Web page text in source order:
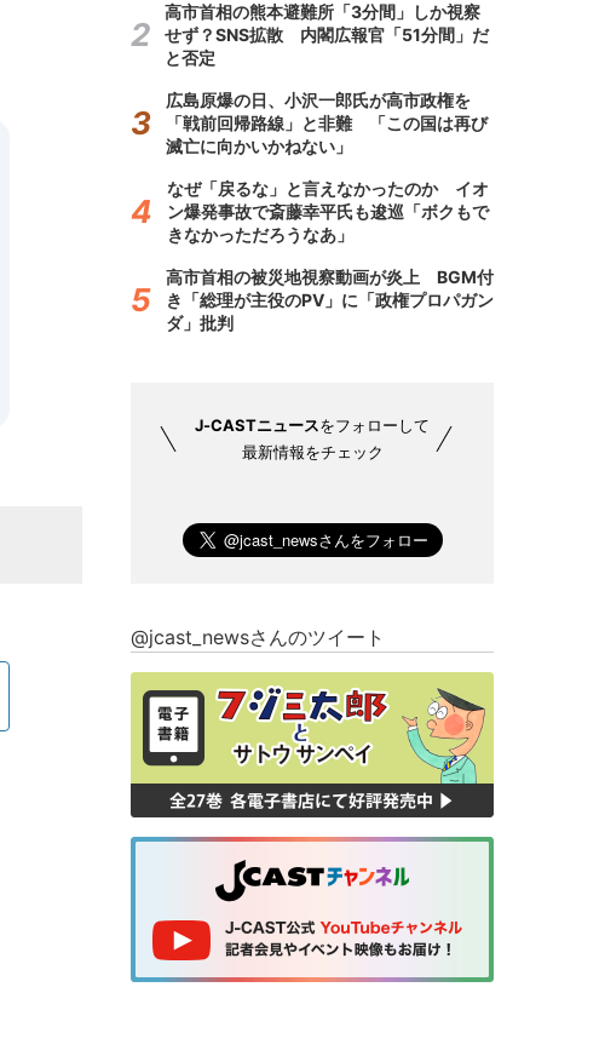
高市首相の熊本避難所「3分間」しか視察
せず？SNS拡散 内閣広報官「51分間」だ
と否定
広島原爆の日、小沢一郎氏が高市政権を
「戦前回帰路線」と非難 「この国は再び
滅亡に向かいかねない」
なぜ「戻るな」と言えなかったのか イオ
ン爆発事故で斎藤幸平氏も逡巡「ボクもで
きなかっただろうなあ」
高市首相の被災地視察動画が炎上 BGM付
き「総理が主役のPV」に「政権プロパガン
ダ」批判
J-CASTニュースをフォローして
最新情報をチェック
@jcast_newsさんのツイート